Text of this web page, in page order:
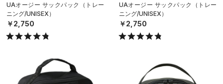
UAオージー サックパック（トレー
ニング/UNISEX）
￥2,750
UAオージー サックパック（トレー
ニング/UNISEX）
￥2,750